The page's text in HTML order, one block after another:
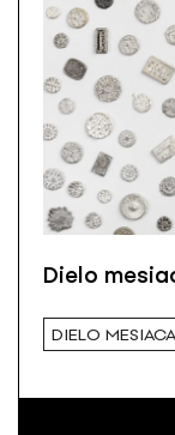
Dielo
DIELO MESIACA